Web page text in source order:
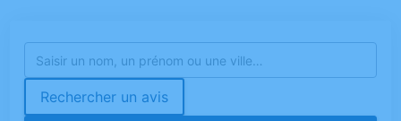
Rechercher un avis